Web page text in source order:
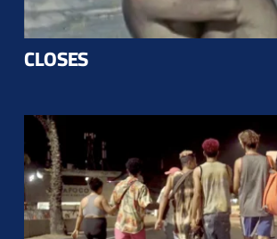
CLOSES